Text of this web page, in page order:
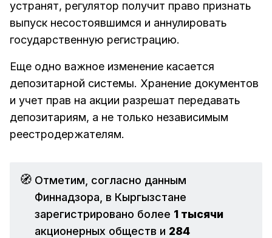
устранят, регулятор получит право признать
выпуск несостоявшимся и аннулировать
государственную регистрацию.
Еще одно важное изменение касается
депозитарной системы. Хранение документов
и учет прав на акции разрешат передавать
депозитариям, а не только независимым
реестродержателям.
🧭 Отметим, согласно данным
Финнадзора, в Кыргызстане
зарегистрировано более 1 тысячи
акционерных обществ и 284